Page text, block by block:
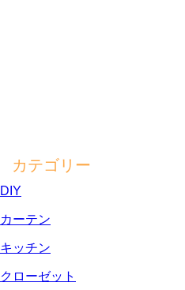
カテゴリー
DIY
カーテン
キッチン
クローゼット